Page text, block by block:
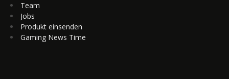
Team
Jobs
Produkt einsenden
Gaming News Time